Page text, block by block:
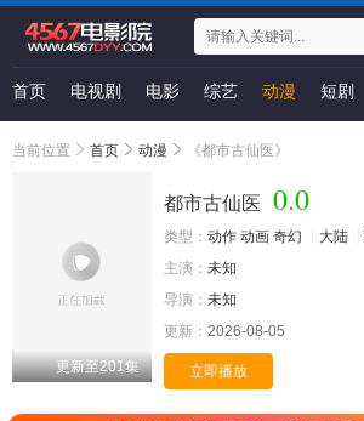
首页 电视剧 电影 综艺 动漫 短剧
当前位置 首页 动漫 《都市古仙医》
更新至201集
都市古仙医 0.0
类型： 动作 动画 奇幻 大陆
主演： 未知
导演： 未知
更新： 2026-08-05
立即播放